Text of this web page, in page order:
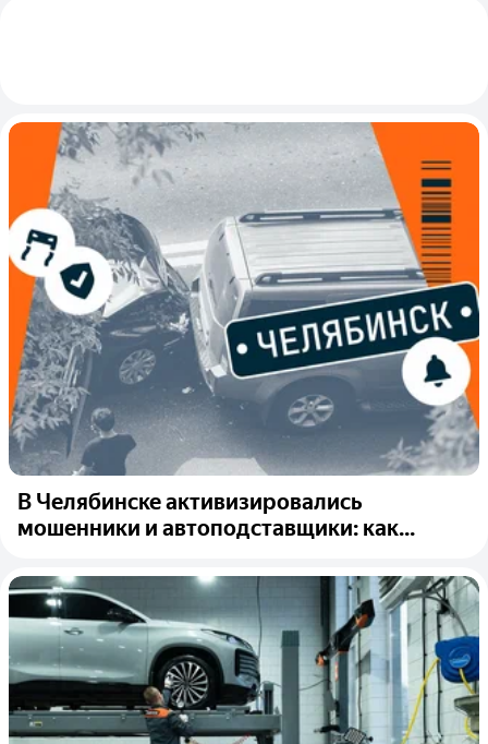
В Челябинске активизировались
мошенники и автоподставщики: как...